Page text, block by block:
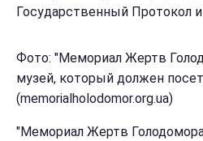
Государственный Протокол
Фото: "Мемориал Жертв
музей, который должен
(memorialholodomor.org.ua)
"Мемориал Жертв